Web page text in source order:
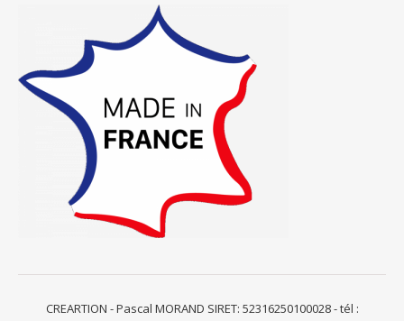
CREARTION - Pascal MORAND SIRET: 52316250100028 - tél :